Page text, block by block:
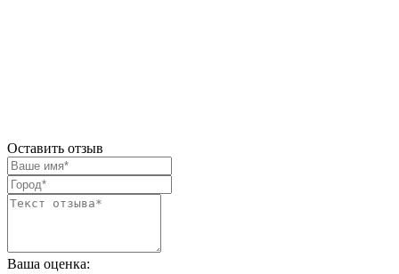
Оставить отзыв
Ваша оценка: